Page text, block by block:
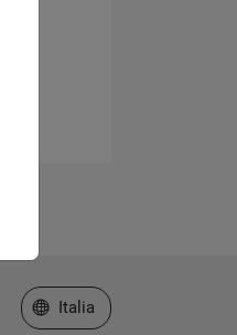
Seleziona un sito web
Italia